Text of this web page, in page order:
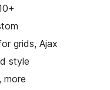
grids, Ajax
style
more